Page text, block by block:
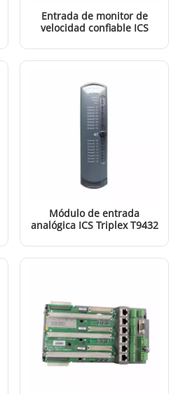
Entrada de monitor de
velocidad confiable ICS
LEER MÁS
Módulo de entrada
analógica ICS Triplex T9432
LEER MÁS